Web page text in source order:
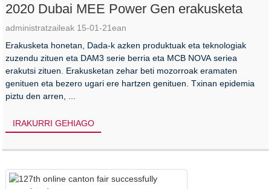
2020 Dubai MEE Power Gen erakusketa
administratzaileak 15-01-21ean
Erakusketa honetan, Dada-k azken produktuak eta teknologiak
zuzendu zituen eta DAM3 serie berria eta MCB NOVA seriea
erakutsi zituen. Erakusketan zehar beti mozorroak eramaten
genituen eta bezero ugari ere hartzen genituen. Txinan epidemia
piztu den arren, ...
IRAKURRI GEHIAGO